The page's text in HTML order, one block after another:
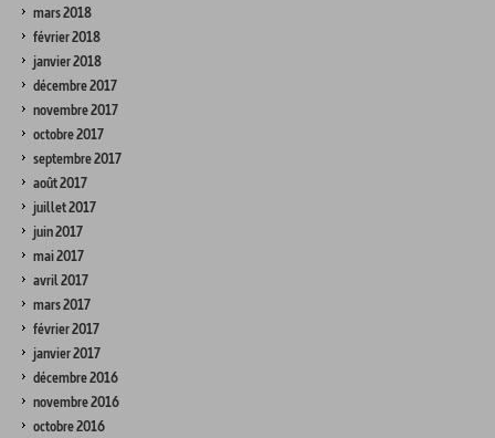
mars 2018
février 2018
janvier 2018
décembre 2017
novembre 2017
octobre 2017
septembre 2017
août 2017
juillet 2017
juin 2017
mai 2017
avril 2017
mars 2017
février 2017
janvier 2017
décembre 2016
novembre 2016
octobre 2016